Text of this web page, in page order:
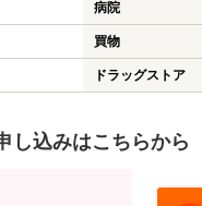
病院
買物
ドラッグストア
し込みはこちらから